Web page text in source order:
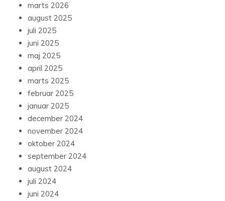
marts 2026
august 2025
juli 2025
juni 2025
maj 2025
april 2025
marts 2025
februar 2025
januar 2025
december 2024
november 2024
oktober 2024
september 2024
august 2024
juli 2024
juni 2024